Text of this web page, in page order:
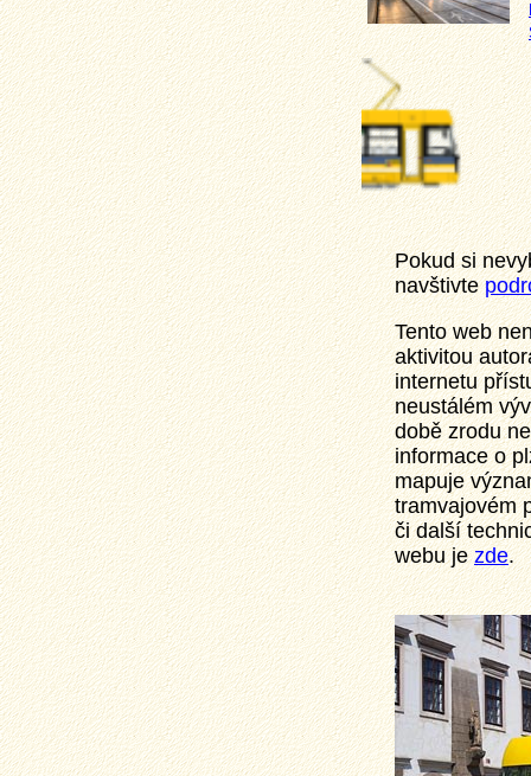
Pokud si
navštivte
Tento web
aktivitou
internetu
neustálém
době zrodu
informace o
mapuje
tramvajovém
či další
webu jezde.